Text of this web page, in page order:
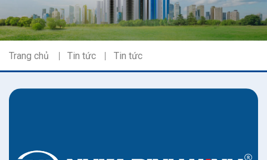
Trang chủ Tin tức Tin tức